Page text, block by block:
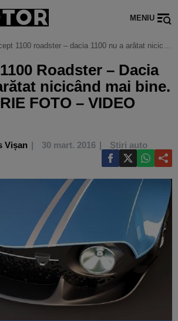
MENIU
1100 roadster – dacia 1100 nu a arătat nicicând mai bine. galerie foto – video
Roadster – Dacia
nicicând mai bine.
FOTO – VIDEO
Vișan 30 mart. 2016 Știri auto